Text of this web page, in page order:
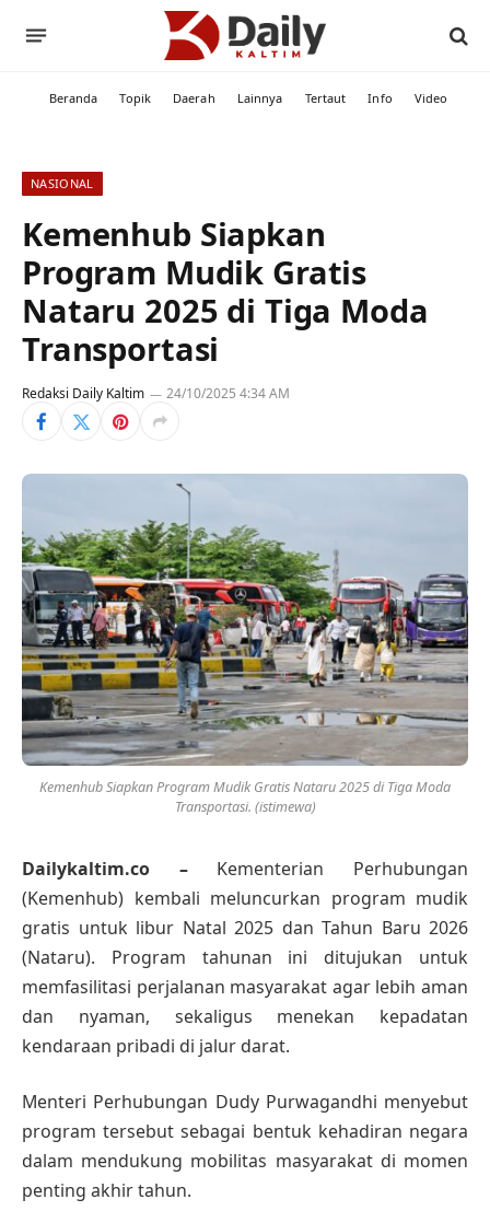
Beranda Topik Daerah Lainnya Tertaut Info Video
NASIONAL
Kemenhub Siapkan
Program Mudik Gratis
Nataru 2025 di Tiga Moda
Transportasi
Redaksi Daily Kaltim 24/10/2025 4:34 AM
Kemenhub Siapkan Program Mudik Gratis Nataru 2025 di Tiga Moda
Transportasi. (istimewa)
Dailykaltim.co –Kementerian Perhubungan
(Kemenhub) kembali meluncurkan program mudik
gratis untuk libur Natal 2025 dan Tahun Baru 2026
(Nataru). Program tahunan ini ditujukan untuk
memfasilitasi perjalanan masyarakat agar lebih aman
dan nyaman, sekaligus menekan kepadatan
kendaraan pribadi di jalur darat.
Menteri Perhubungan Dudy Purwagandhi menyebut
program tersebut sebagai bentuk kehadiran negara
dalam mendukung mobilitas masyarakat di momen
penting akhir tahun.